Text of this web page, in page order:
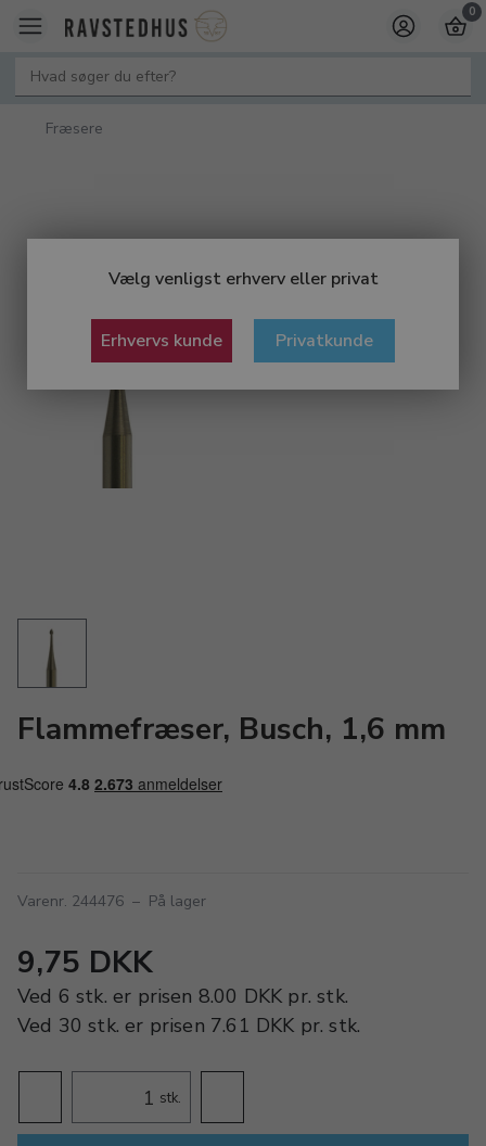
Vælg venligst erhverv eller privat
Erhvervs kunde Privatkunde
0
Fræsere
Flammefræser, Busch, 1,6 mm
Varenr. 244476 – På lager
9,75 DKK
Ved 6 stk. er prisen 8.00 DKK pr.stk.
Ved 30 stk. er prisen 7.61 DKK pr.stk.
stk.